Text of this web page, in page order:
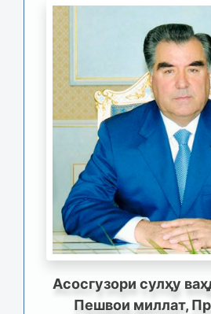
Асосгузори сулҳу
Пешвои миллат,